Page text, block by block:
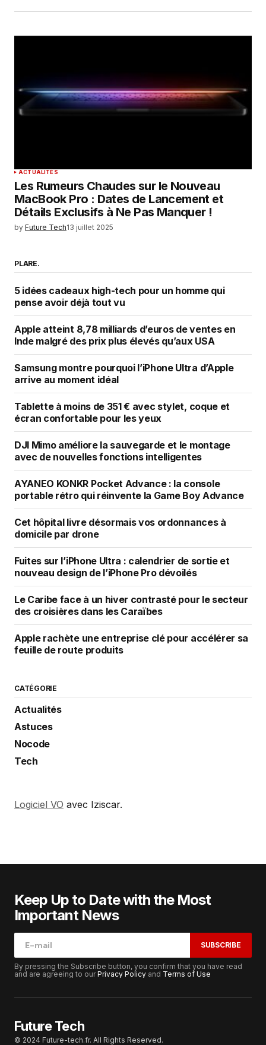
ACTUALITÉS
Les Rumeurs Chaudes sur le Nouveau
MacBook Pro : Dates de Lancement et
Détails Exclusifs à Ne Pas Manquer !
by Future Tech13 juillet 2025
PLARE.
5 idées cadeaux high-tech pour un homme qui
pense avoir déjà tout vu
Apple atteint 8,78 milliards d’euros de ventes en
Inde malgré des prix plus élevés qu’aux USA
Samsung montre pourquoi l’iPhone Ultra d’Apple
arrive au moment idéal
Tablette à moins de 351 € avec stylet, coque et
écran confortable pour les yeux
DJI Mimo améliore la sauvegarde et le montage
avec de nouvelles fonctions intelligentes
AYANEO KONKR Pocket Advance : la console
portable rétro qui réinvente la Game Boy Advance
Cet hôpital livre désormais vos ordonnances à
domicile par drone
Fuites sur l’iPhone Ultra : calendrier de sortie et
nouveau design de l’iPhone Pro dévoilés
Le Caribe face à un hiver contrasté pour le secteur
des croisières dans les Caraïbes
Apple rachète une entreprise clé pour accélérer sa
feuille de route produits
CATÉGORIE
Actualités
Astuces
Nocode
Tech
Logiciel VO avec Iziscar.
Keep Up to Date with the Most
Important News
SUBSCRIBE
By pressing the Subscribe button, you confirm that you have read
and are agreeing to ourPrivacy Policy and Terms of Use
Future Tech
© 2024 Future-tech.fr. All Rights Reserved.